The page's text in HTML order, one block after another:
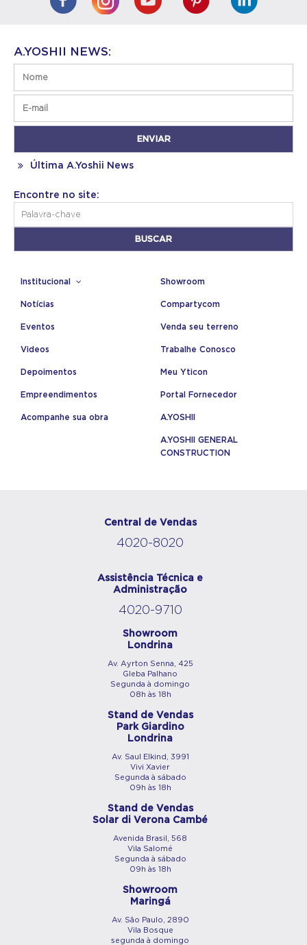
A.YOSHII NEWS:
Última A.Yoshii News
Encontre no site:
Institucional
Notícias
Eventos
Videos
Depoimentos
Empreendimentos
Acompanhe sua obra
Showroom
Compartycom
Venda seu terreno
Trabalhe Conosco
Meu Yticon
Portal Fornecedor
A.YOSHII
A.YOSHII GENERAL
CONSTRUCTION
Central de Vendas
4020-8020
Assistência Técnica e
Administração
4020-9710
Showroom
Londrina
Av. Ayrton Senna, 425
Gleba Palhano
Segunda à domingo
08h às 18h
Stand de Vendas
Park Giardino
Londrina
Av. Saul Elkind, 3991
Vivi Xavier
Segunda à sábado
09h às 18h
Stand de Vendas
Solar di Verona Cambé
Avenida Brasil, 568
Vila Salomé
Segunda à sábado
09h às 18h
Showroom
Maringá
Av. São Paulo, 2890
Vila Bosque
segunda à domingo